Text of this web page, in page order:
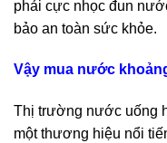
phải cực nhọc đun
bảo an toàn sức khỏe.
Vậy mua nước
Thị trường nước uống
một thương hiệu nổi